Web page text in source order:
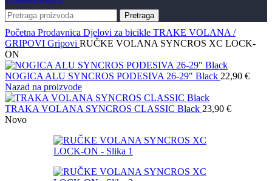
Pretraga
Početna Prodavnica Djelovi za bicikle TRAKE VOLANA /
GRIPOVI Gripovi RUČKE VOLANA SYNCROS XC LOCK-
ON
NOGICA ALU SYNCROS PODESIVA 26-29" Black 22,90 €
Nazad na proizvode
TRAKA VOLANA SYNCROS CLASSIC Black 23,90 €
Novo